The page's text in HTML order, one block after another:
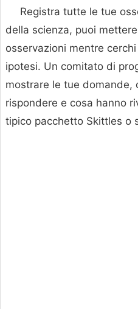
Registra tutte le tue
della scienza, puoi
osservazioni mentre
ipotesi. Un comitato di
mostrare le tue domande,
rispondere e cosa hanno
tipico pacchetto Skittles o